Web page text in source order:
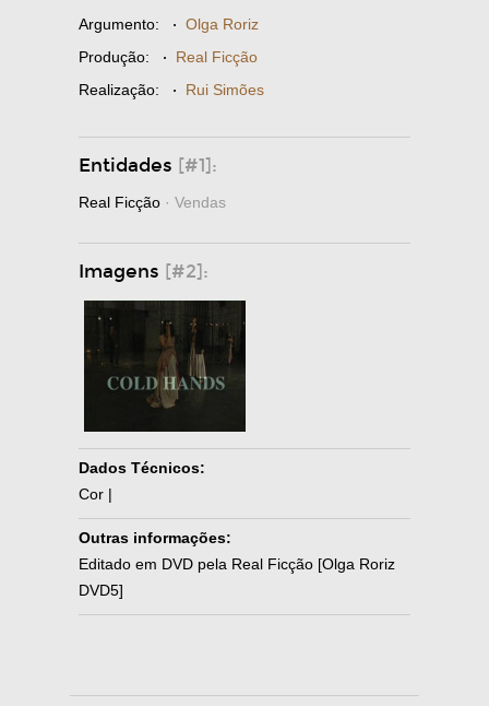
Argumento: · Olga Roriz
Produção: · Real Ficção
Realização: · Rui Simões
Entidades [#1]:
Real Ficção · Vendas
Imagens [#2]:
Dados Técnicos:
Cor |
Outras informações:
Editado em DVD pela Real Ficção [Olga Roriz
DVD5]